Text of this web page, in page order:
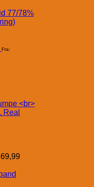
Fra:
69,99